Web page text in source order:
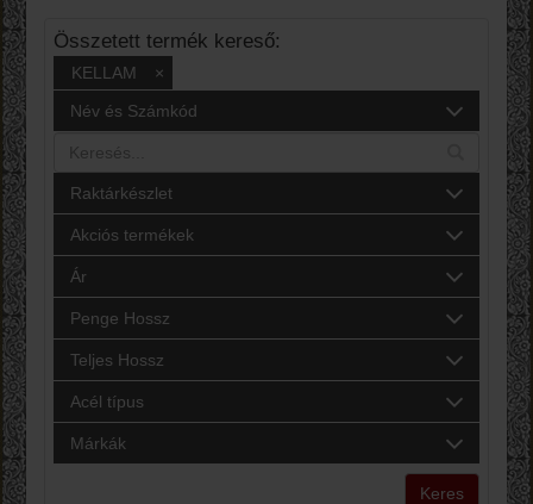
Összetett termék kereső:
KELLAM
×
Név és Számkód
Raktárkészlet
Akciós termékek
Ár
Penge Hossz
Teljes Hossz
Acél típus
Márkák
Keres